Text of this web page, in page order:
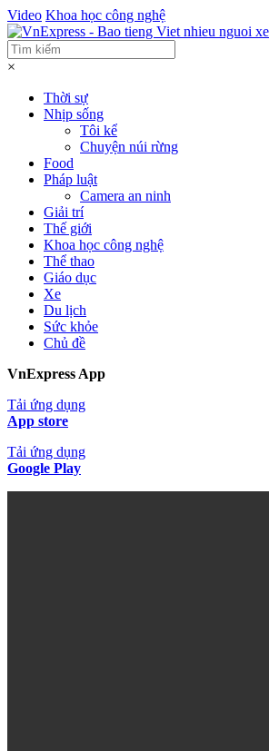
Video Khoa học công nghệ
×
Thời sự
Nhịp sống
Tôi kể
Chuyện núi rừng
Food
Pháp luật
Camera an ninh
Giải trí
Thế giới
Khoa học công nghệ
Thể thao
Giáo dục
Xe
Du lịch
Sức khỏe
Chủ đề
VnExpress App
Tải ứng dụng
App store
Tải ứng dụng
Google Play